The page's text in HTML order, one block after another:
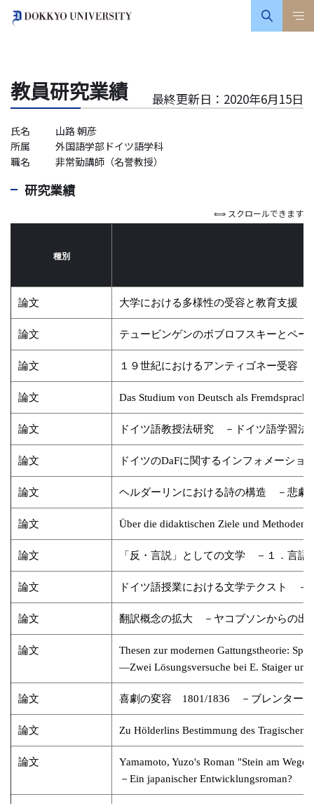
教員研究業績 最終更新日：2020年6月15日
氏名
山路 朝彦
所属
外国語学部ドイツ語学科
職名
非常勤講師（名誉教授）
研究業績
⟺ スクロールできます
種別
論文 大学における多様性の受容と教育支援
論文 テュービンゲンのボブロフスキーとペー
論文 １９世紀におけるアンティゴネー受容
論文 Das Studium von Deutsch als
論文 ドイツ語教授法研究 －ドイツ語学習法
論文 ドイツのDaFに関するインフォメーショ
論文 ヘルダーリンにおける詩の構造 －悲劇
論文 Über die didaktischen Ziele und Methoden
論文 「反・言説」としての文学 －１．言語
論文 ドイツ語授業における文学テクスト －
論文 翻訳概念の拡大 －ヤコブソンからの出
論文
Thesen zur modernen Gattungstheorie:
―Zwei Lösungsversuche bei E. Staiger und
論文 喜劇の変容 1801/1836 －ブレンターノ
論文 Zu Hölderlins Bestimmung des Tragischen
論文
Yamamoto, Yuzo's Roman "Stein am
－Ein japanischer Entwicklungsroman?